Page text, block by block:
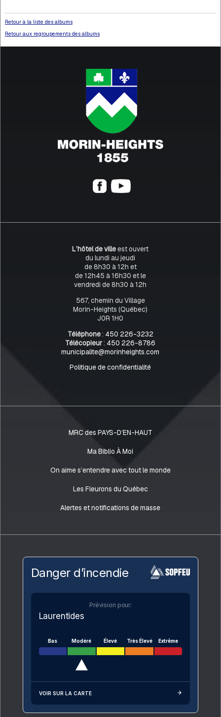
Retour à la liste des albums
Retour aux regroupements des albums
L’hôtel de villeest ouvert
du lundi au jeudi
de 8h30 à 12h et
de 12h45 à 16h30 et le
vendredi de 8h30 à 12h
567, chemin du Village
Morin-Heights (Québec)
J0R 1H0
Téléphone: 450 226-3232
Télécopieur: 450 226-8786
municipalite@morinheights.com
Politique de confidentialité
MRC des PAYS-D’EN-HAUT
Ma Biblio À Moi
On aime s’entendre avec tout le monde
Les Fleurons du Québec
Alertes et notifications de masse
Danger d’incendie
Prévision pour:
Laurentides
Bas Modéré Élevé Très Élevé Extrême
VOIR SUR LA CARTE